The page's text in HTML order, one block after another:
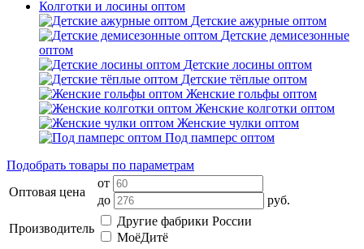
Колготки и лосины оптом
Детские ажурные оптом
Детские демисезонные
оптом
Детские лосины оптом
Детские тёплые оптом
Женские гольфы оптом
Женские колготки оптом
Женские чулки оптом
Под памперс оптом
Подобрать товары по параметрам
Оптовая цена
от
до
руб.
Производитель
Другие фабрики России
МоёДитё